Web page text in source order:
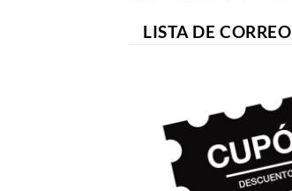
LISTA DE CORREO